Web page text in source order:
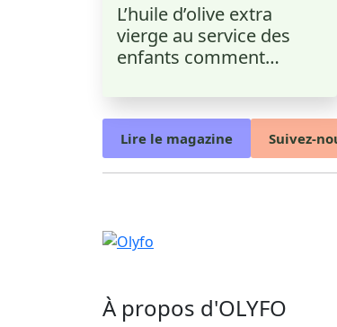
L’huile d’olive extra
vierge au service des
enfants comment…
Lire le magazine Suivez-
À propos d'OLYFO